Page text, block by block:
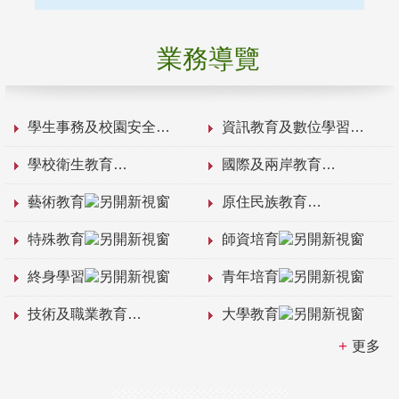
業務導覽
學生事務及校園安全 資訊教育及數位學習
學校衛生教育 國際及兩岸教育
藝術教育 原住民族教育
特殊教育 師資培育
終身學習 青年培育
技術及職業教育 大學教育
更多